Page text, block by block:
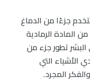
جزءًا من الدماغ
المادة الرمادية
البشر تطور جزء من
الأشياء التي
المجرد.